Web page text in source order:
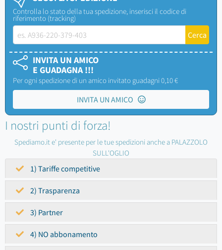
Controlla lo stato della tua spedizione, inserisci il codice di
riferimento (tracking)
INVITA UN AMICO
E GUADAGNA !!!
Per ogni spedizione di un amico invitato guadagni 0,10 €
INVITA UN AMICO
I nostri punti di forza!
Spediamo.it e' presente per le tue spedizioni anche a PALAZZOLO
SULL'OGLIO
1) Tariffe competitive
2) Trasparenza
3) Partner
4) NO abbonamento